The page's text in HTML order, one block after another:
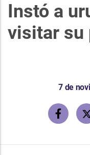
Instó a
visitar su
7 de